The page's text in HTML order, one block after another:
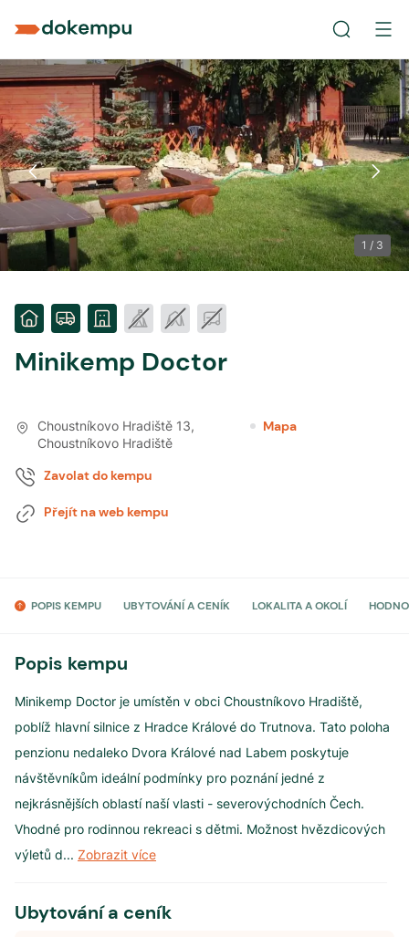
1 / 3
Minikemp Doctor
Choustníkovo Hradiště 13,
Choustníkovo Hradiště
Mapa
Zavolat do kempu
Přejít na web kempu
POPIS KEMPU UBYTOVÁNÍ A CENÍK LOKALITA A OKOLÍ
Popis kempu
Minikemp Doctor je umístěn v obci Choustníkovo Hradiště,
poblíž hlavní silnice z Hradce Králové do Trutnova. Tato poloha
penzionu nedaleko Dvora Králové nad Labem poskytuje
návštěvníkům ideální podmínky pro poznání jedné z
nejkrásnějších oblastí naší vlasti - severovýchodních Čech.
Vhodné pro rodinnou rekreaci s dětmi. Možnost hvězdicových
výletů d... Zobrazit více
Ubytování a ceník